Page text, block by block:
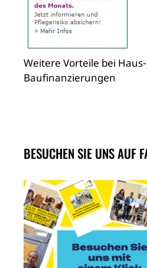
Weitere Vorteile bei
Baufinanzierungen
BESUCHEN SIE UNS AUF